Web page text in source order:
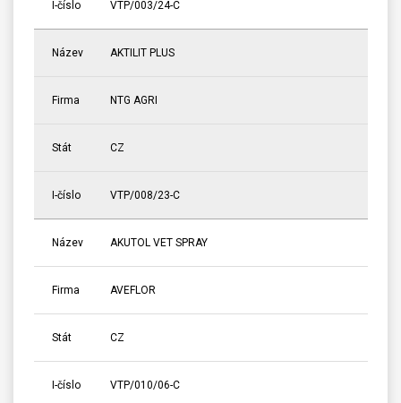
I-číslo VTP/003/24-C
Název AKTILIT PLUS
Firma NTG AGRI
Stát CZ
I-číslo VTP/008/23-C
Název AKUTOL VET SPRAY
Firma AVEFLOR
Stát CZ
I-číslo VTP/010/06-C